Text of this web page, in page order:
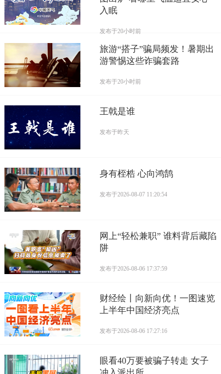
入眠
发布于20小时前
旅游“搭子”骗局频发！暑期出
游警惕这些诈骗套路
发布于20小时前
王戟是谁
发布于昨天
身有桎梏 心向鸿鹄
发布于2026-08-07 11:20:54
网上“轻松兼职” 谁料背后藏陷
阱
发布于2026-08-06 17:37:59
财经绘丨向新向优！一图速览
上半年中国经济亮点
发布于2026-08-06 17:27:16
眼看40万要被骗子转走 女子